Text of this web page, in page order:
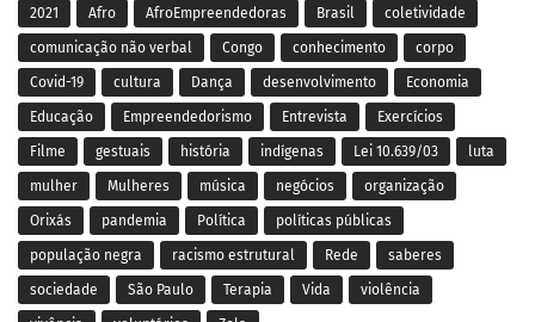
2021 Afro AfroEmpreendedoras Brasil coletividade
comunicação não verbal Congo conhecimento corpo
Covid-19 cultura Dança desenvolvimento Economia
Educação Empreendedorismo Entrevista Exercícios
Filme gestuais história indígenas Lei 10.639/03 luta
mulher Mulheres música negócios organização
Orixás pandemia Política políticas públicas
população negra racismo estrutural Rede saberes
sociedade São Paulo Terapia Vida violência